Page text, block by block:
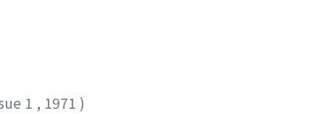
1 , 1971 )